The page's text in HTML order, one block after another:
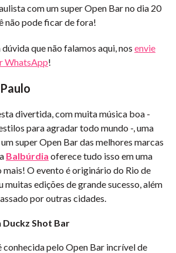
com um super Open Barno dia 20
não pode ficar de fora!
que não falamos aqui, nos envie
WhatsApp!
divertida, com muita música boa -
para agradar todo mundo -, uma
super Open Bar das melhores marcas
Balbúrdia oferece tudo isso em uma
mais! O evento é originário do Rio de
muitas edições de grande sucesso, além
por outras cidades.
Duckz Shot Bar
pelo Open Bar incrível de